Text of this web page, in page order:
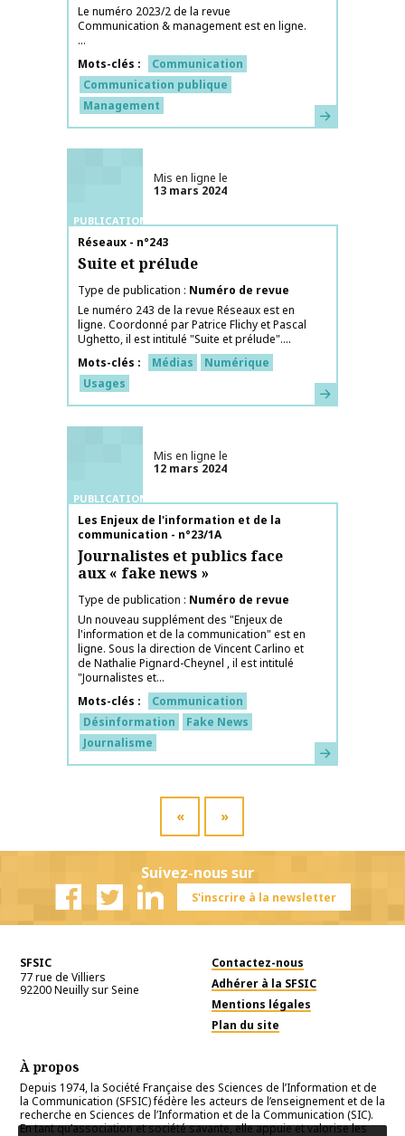
Le numéro 2023/2 de la revue
Communication & management est en ligne.
...
Mots-clés
Communication
Communication publique
Management
En savoir plus
PUBLICATIONS
Mis en ligne le
13 mars 2024
Nom de la publication
Réseaux - n°243
Suite et prélude
Type de publication
Numéro de revue
Le numéro 243 de la revue Réseaux est en
ligne. Coordonné par Patrice Flichy et Pascal
Ughetto, il est intitulé "Suite et prélude"....
Mots-clés
Médias
Numérique
Usages
En savoir plus
PUBLICATIONS
Mis en ligne le
12 mars 2024
Nom de la publication
Les Enjeux de l'information et de la
communication - n°23/1A
Journalistes et publics face
aux « fake news »
Type de publication
Numéro de revue
Un nouveau supplément des "Enjeux de
l'information et de la communication" est en
ligne. Sous la direction de Vincent Carlino et
de Nathalie Pignard-Cheynel , il est intitulé
"Journalistes et...
Mots-clés
Communication
Désinformation
Fake News
Journalisme
En savoir plus
« »
Suivez-nous sur
S'inscrire à la newsletter
SFSIC
77 rue de Villiers
92200Neuilly sur Seine
Contactez-nous
Adhérer à la SFSIC
Mentions légales
Plan du site
À propos
Depuis 1974, la Société Française des Sciences de l’Information et de
la Communication (SFSIC) fédère les acteurs de l’enseignement et de la
recherche en Sciences de l’Information et de la Communication (SIC).
En tant qu’association et société savante, elle appuie et valorise les